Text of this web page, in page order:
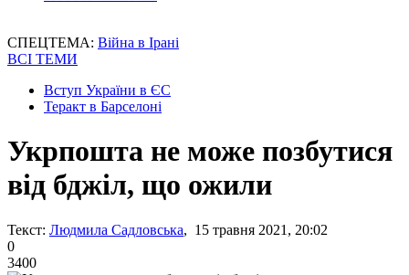
СПЕЦТЕМА: Війна в Ірані
ВСІ ТЕМИ
Вступ України в ЄС
Теракт в Барселоні
Укрпошта не може позбутися
від бджіл, що ожили
Текст: Людмила Садловська, 15 травня 2021, 20:02
0
3400